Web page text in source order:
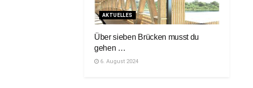
AKTUELLES
Über sieben Brücken musst du
gehen …
6. August 2024